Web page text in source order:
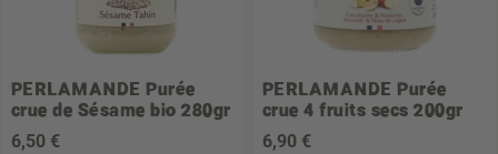
PERLAMANDE Purée
crue de Sésame bio 280gr
6,50 €
PERLAMANDE Purée
crue 4 fruits secs 200gr
6,90 €